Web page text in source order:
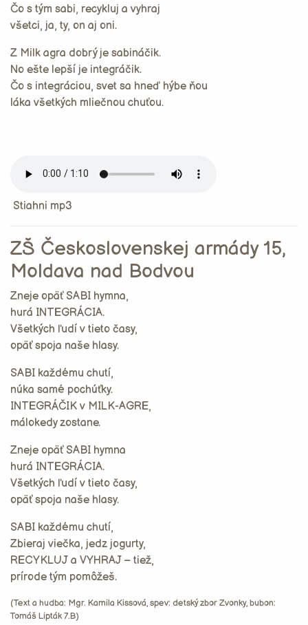
Čo s tým sabi, recykluj a vyhraj
všetci, ja, ty, on aj oni.
Z Milk agra dobrý je sabináčik.
No ešte lepší je integráčik.
Čo s integráciou, svet sa hneď hýbe ňou
láka všetkých mliečnou chuťou.
Stiahni mp3
ZŠ Československej armády 15,
Moldava nad Bodvou
Zneje opäť SABI hymna,
hurá INTEGRÁCIA.
Všetkých ľudí v tieto časy,
opäť spoja naše hlasy.
SABI každému chutí,
núka samé pochúťky.
INTEGRÁČIK v MILK-AGRE,
málokedy zostane.
Zneje opäť SABI hymna
hurá INTEGRÁCIA.
Všetkých ľudí v tieto časy,
opäť spoja naše hlasy.
SABI každému chutí,
Zbieraj viečka, jedz jogurty,
RECYKLUJ a VYHRAJ – tiež,
prírode tým pomôžeš.
(Text a hudba: Mgr. Kamila Kissová, spev: detský zbor Zvonky, bubon:
Tomáš Lipták 7.B)